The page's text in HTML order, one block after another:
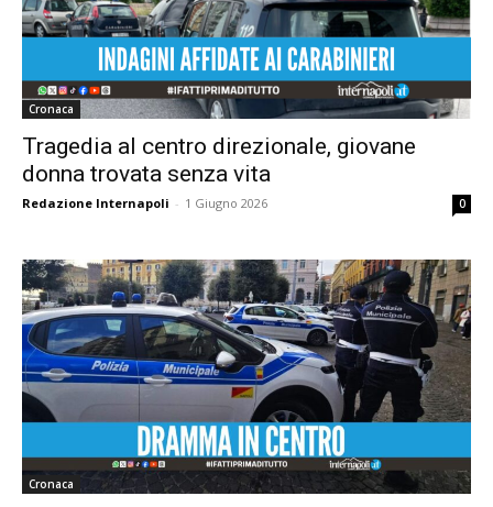
Cronaca
Tragedia al centro direzionale, giovane
donna trovata senza vita
Redazione Internapoli - 1 Giugno 2026 0
Cronaca